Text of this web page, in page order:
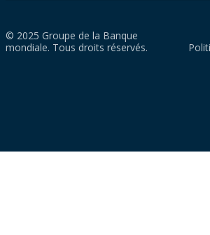
© 2025 Groupe de la Banque
mondiale. Tous droits réservés.